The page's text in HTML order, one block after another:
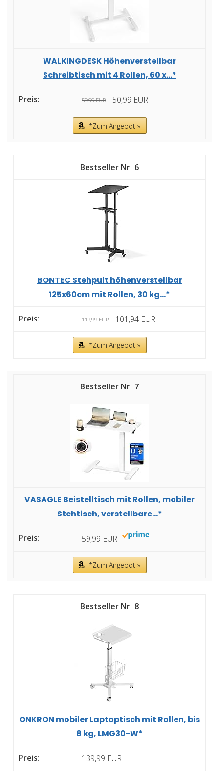
WALKINGDESK Höhenverstellbar
Schreibtisch mit 4 Rollen, 60 x...*
59,99 EUR 50,99 EUR
*Zum Angebot »
6
BONTEC Stehpult höhenverstellbar
125x60cm mit Rollen, 30 kg...*
119,99 EUR 101,94 EUR
*Zum Angebot »
7
VASAGLE Beistelltisch mit Rollen, mobiler
Stehtisch, verstellbare...*
59,99 EUR
*Zum Angebot »
8
ONKRON mobiler Laptoptisch mit Rollen, bis
8 kg, LMG30-W*
139,99 EUR